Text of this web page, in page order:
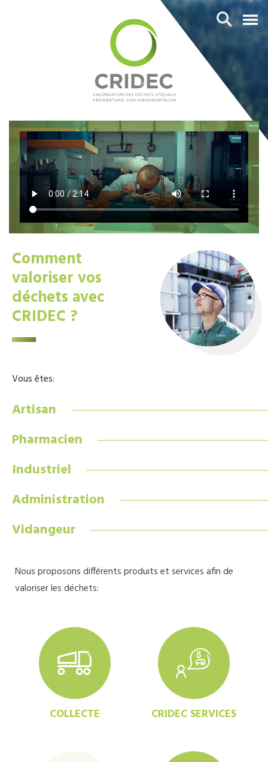
Comment
valoriser vos
déchets avec
CRIDEC ?
Vous êtes:
Artisan
Pharmacien
Industriel
Administration
Vidangeur
Nous proposons différents produits et services afin de
valoriser les déchets:
COLLECTE CRIDEC SERVICES